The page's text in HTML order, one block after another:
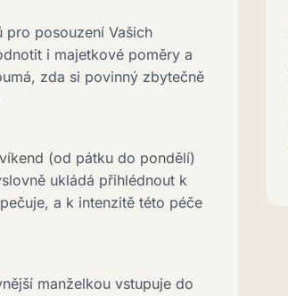
pro posouzení Vašich
i majetkové poměry a
zda si povinný zbytečně
(od pátku do pondělí)
ukládá přihlédnout k
a k intenzitě této péče
manželkou vstupuje do